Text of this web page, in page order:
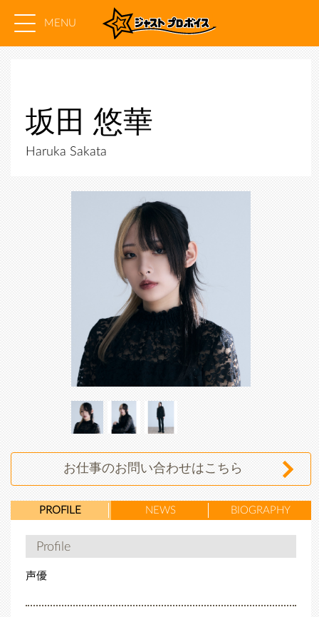
MENU
坂田 悠華
Haruka Sakata
悠華
悠華
悠華
お仕事のお問い合わせはこちら
PROFILE NEWS BIOGRAPHY
Profile
声優